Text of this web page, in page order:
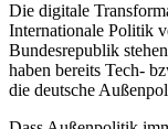
Die digitale
Internationale Politik
Bundesrepublik
haben bereits Tech-
die deutsche